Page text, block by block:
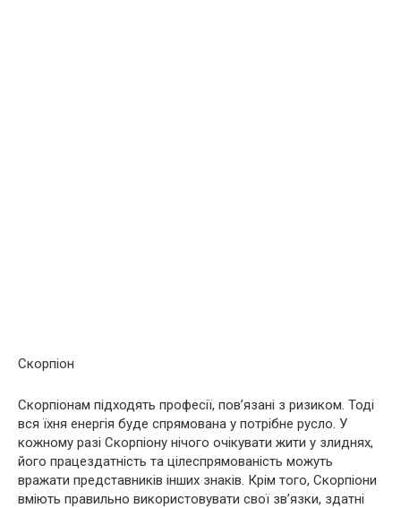
Скорпіон
Скорпіонам підходять професії, пов’язані з ризиком. Тоді
вся їхня енергія буде спрямована у потрібне русло. У
кожному разі Скорпіону нічого очікувати жити у злиднях,
його працездатність та цілеспрямованість можуть
вражати представників інших знаків. Крім того, Скорпіони
вміють правильно використовувати свої зв’язки, здатні